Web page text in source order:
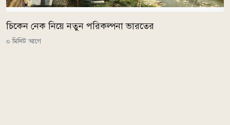
চিকেন নেক নিয়ে নতুন পরিকল্পনা ভারতের
০ মিনিট আগে